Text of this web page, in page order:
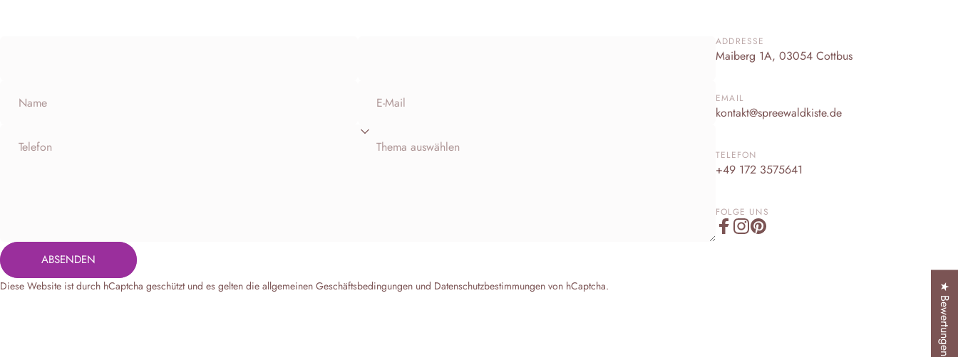
Name E-Mail
Telefon Thema auswählen
Nachricht
Absenden
ABSENDEN
Diese Website ist durch hCaptcha geschützt und es gelten die allgemeinen Geschäftsbedingungen und Datenschutzbestimmungen von hCaptcha.
ADDRESSE
Maiberg 1A, 03054 Cottbus
EMAIL
kontakt@spreewaldkiste.de
TELEFON
+49 172 3575641
FOLGE UNS
★ Bewertungen